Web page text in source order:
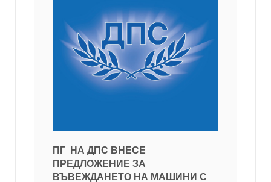
ПГ НА ДПС ВНЕСЕ
ПРЕДЛОЖЕНИЕ ЗА
ВЪВЕЖДАНЕТО НА МАШИНИ С